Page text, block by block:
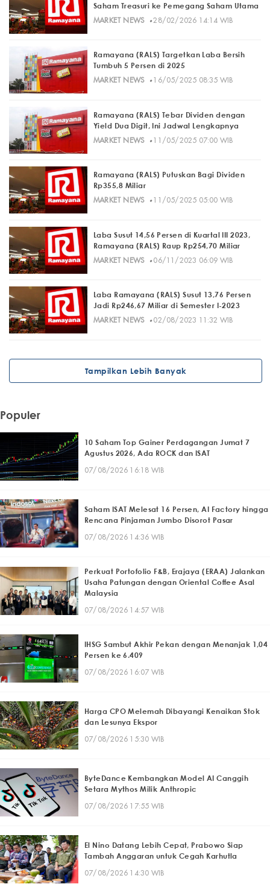
Saham Treasuri ke Pemegang Saham Utama
MARKET NEWS· 28/02/2026 14:14 WIB
Ramayana (RALS) Targetkan Laba Bersih
Tumbuh 5 Persen di 2025
MARKET NEWS· 16/05/2025 08:35 WIB
Ramayana (RALS) Tebar Dividen dengan
Yield Dua Digit, Ini Jadwal Lengkapnya
MARKET NEWS· 11/05/2025 07:00 WIB
Ramayana (RALS) Putuskan Bagi Dividen
Rp355,8 Miliar
MARKET NEWS· 11/05/2025 05:00 WIB
Laba Susut 14,56 Persen di Kuartal III 2023,
Ramayana (RALS) Raup Rp254,70 Miliar
MARKET NEWS· 06/11/2023 06:09 WIB
Laba Ramayana (RALS) Susut 13,76 Persen
Jadi Rp246,67 Miliar di Semester I-2023
MARKET NEWS· 02/08/2023 11:32 WIB
Tampilkan Lebih Banyak
Populer
10 Saham Top Gainer Perdagangan Jumat 7
Agustus 2026, Ada ROCK dan ISAT
07/08/2026 16:18 WIB
Saham ISAT Melesat 16 Persen, AI Factory hingga
Rencana Pinjaman Jumbo Disorot Pasar
07/08/2026 14:36 WIB
Perkuat Portofolio F&B, Erajaya (ERAA) Jalankan
Usaha Patungan dengan Oriental Coffee Asal
Malaysia
07/08/2026 14:57 WIB
IHSG Sambut Akhir Pekan dengan Menanjak 1,04
Persen ke 6.409
07/08/2026 16:07 WIB
Harga CPO Melemah Dibayangi Kenaikan Stok
dan Lesunya Ekspor
07/08/2026 15:30 WIB
ByteDance Kembangkan Model AI Canggih
Setara Mythos Milik Anthropic
07/08/2026 17:55 WIB
El Nino Datang Lebih Cepat, Prabowo Siap
Tambah Anggaran untuk Cegah Karhutla
07/08/2026 14:30 WIB